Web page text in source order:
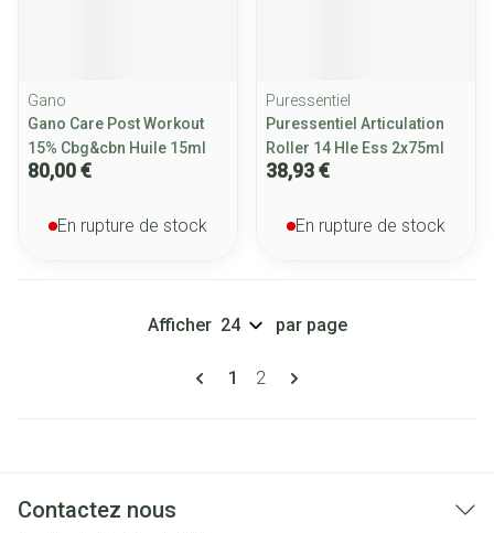
Gano
Gano Care Post Workout
15% Cbg&cbn Huile 15ml
80,00 €
En rupture de stock
Puressentiel
Puressentiel Articulation
Roller 14 Hle Ess 2x75ml
38,93 €
En rupture de stock
Pages
Vous lisez actuellement la page
1 Page
2
Afficher par page
Contactez nous